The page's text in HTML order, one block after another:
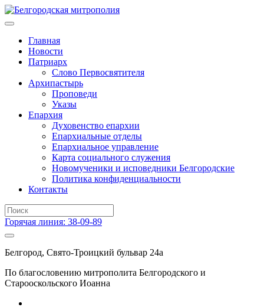
Главная
Новости
Патриарх
Слово Первосвятителя
Архипастырь
Проповеди
Указы
Епархия
Духовенство епархии
Епархиальные отделы
Епархиальное управление
Карта социального служения
Новомученики и исповедники Белгородские
Политика конфиденциальности
Контакты
Горячая линия: 38-09-89
Белгород, Свято-Троицкий бульвар 24а
По благословению митрополита Белгородского и
Старооскольского Иоанна